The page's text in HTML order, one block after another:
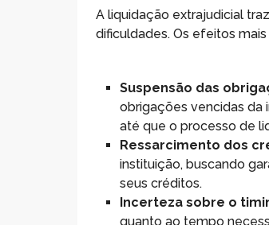
A liquidação extrajudicial
dificuldades. Os efeitos
Suspensão das
obrigações vencidas da
até que o processo de
Ressarcimento dos
instituição, buscando
seus créditos.
Incerteza sobre o
quanto ao tempo